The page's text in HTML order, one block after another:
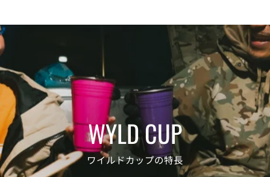
WYLD CUP
ワイルドカップの特長